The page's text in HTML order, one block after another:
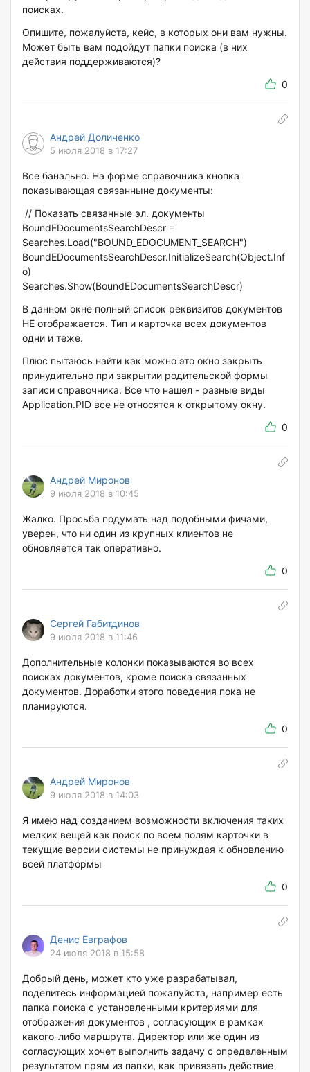
поисках.
Опишите, пожалуйста, кейс, в которых они вам нужны.
Может быть вам подойдут папки поиска (в них
действия поддерживаются)?
0
Андрей Доличенко
5 июля 2018 в 17:27
Все банально. На форме справочника кнопка
показывающая связанныне документы:
// Показать связанные эл. документы
BoundEDocumentsSearchDescr =
Searches.Load("BOUND_EDOCUMENT_SEARCH")
BoundEDocumentsSearchDescr.InitializeSearch(Object.Inf
o)
Searches.Show(BoundEDocumentsSearchDescr)
В данном окне полный список реквизитов документов
НЕ отображается. Тип и карточка всех документов
одни и теже.
Плюс пытаюсь найти как можно это окно закрыть
принудительно при закрытии родительской формы
записи справочника. Все что нашел - разные виды
Application.PID все не относятся к открытому окну.
0
Андрей Миронов
9 июля 2018 в 10:45
Жалко. Просьба подумать над подобными фичами,
уверен, что ни один из крупных клиентов не
обновляется так оперативно.
0
Сергей Габитдинов
9 июля 2018 в 11:46
Дополнительные колонки показываются во всех
поисках документов, кроме поиска связанных
документов. Доработки этого поведения пока не
планируются.
0
Андрей Миронов
9 июля 2018 в 14:03
Я имею над созданием возможности включения таких
мелких вещей как поиск по всем полям карточки в
текущие версии системы не принуждая к обновлению
всей платформы
0
Денис Евграфов
24 июля 2018 в 15:58
Добрый день, может кто уже разрабатывал,
поделитесь информацией пожалуйста, например есть
папка поиска с установленными критериями для
отображения документов , согласующих в рамках
какого-либо маршрута. Директор или же один из
согласующих хочет выполнить задачу с определенным
результатом прям из папки, как привязать действие